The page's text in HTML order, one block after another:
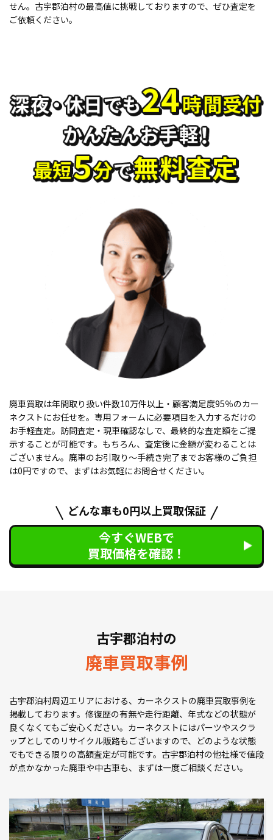
せん。古宇郡泊村の最高値に挑戦しておりますので、ぜひ査定を
ご依頼ください。
廃車買取は年間取り扱い件数10万件以上・顧客満足度95％のカー
ネクストにお任せを。専用フォームに必要項目を入力するだけの
お手軽査定。訪問査定・現車確認なしで、最終的な査定額をご提
示することが可能です。もちろん、査定後に金額が変わることは
ございません。廃車のお引取り〜手続き完了までお客様のご負担
は0円ですので、まずはお気軽にお問合せください。
どんな車も0円以上買取保証
今すぐWEBで
買取価格を確認！
古宇郡泊村の
廃車買取事例
古宇郡泊村周辺エリアにおける、カーネクストの廃車買取事例を
掲載しております。修復歴の有無や走行距離、年式などの状態が
良くなくてもご安心ください。カーネクストにはパーツやスクラ
ップとしてのリサイクル販路もございますので、どのような状態
でもできる限りの高額査定が可能です。古宇郡泊村の他社様で値段
が点かなかった廃車や中古車も、まずは一度ご相談ください。